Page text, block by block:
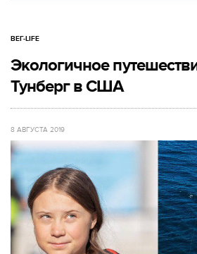
ВЕГ-LIFE
Экологичное
Тунберг в США
8 АВГУСТА 2019